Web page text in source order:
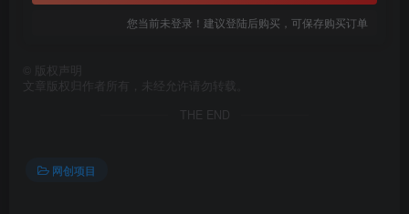
您当前未登录！建议登陆后购买，可保存购买订单
版权声明
文章版权归作者所有，未经允许请勿转载。
THE END
网创项目